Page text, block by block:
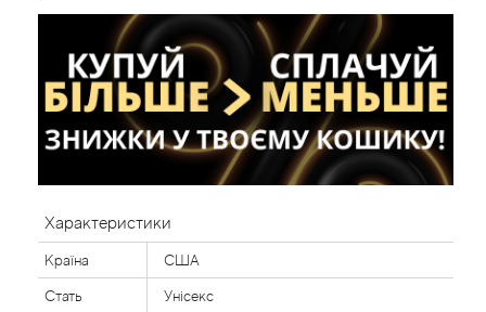
Характеристики
Країна США
Стать Унісекс